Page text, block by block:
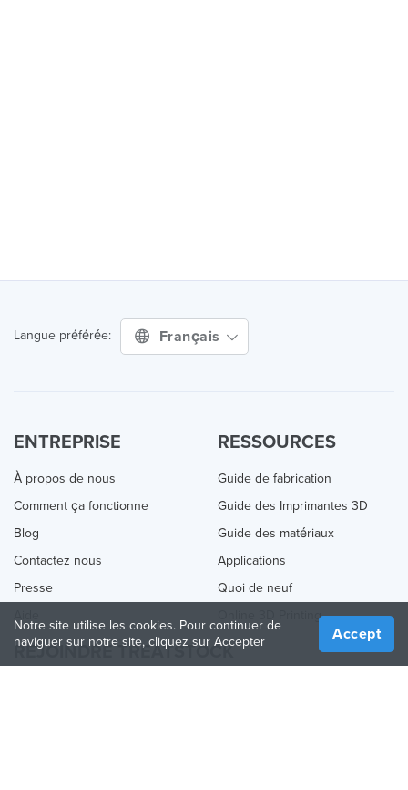
Langue préférée: Français
ENTREPRISE
À propos de nous
Comment ça fonctionne
Blog
Contactez nous
Presse
RESSOURCES
Guide de fabrication
Guide des Imprimantes 3D
Guide des matériaux
Applications
Quoi de neuf
Online 3D Printing
REJOINDRE TREATSTOCK
Notre site utilise les cookies. Pour continuer de
naviguer sur notre site, cliquez sur Accepter
Accept